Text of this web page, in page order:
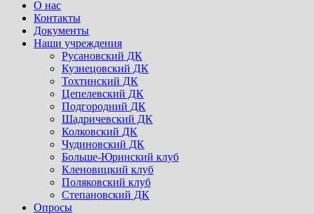
Menu
О нас
Контакты
Документы
Наши учреждения
Русановский ДК
Кузнецовский ДК
Тохтинский ДК
Цепелевский ДК
Подгородний ДК
Шадричевский ДК
Колковский ДК
Чудиновский ДК
Больше-Юринский клуб
Кленовицкий клуб
Поляковский клуб
Степановский ДК
Опросы